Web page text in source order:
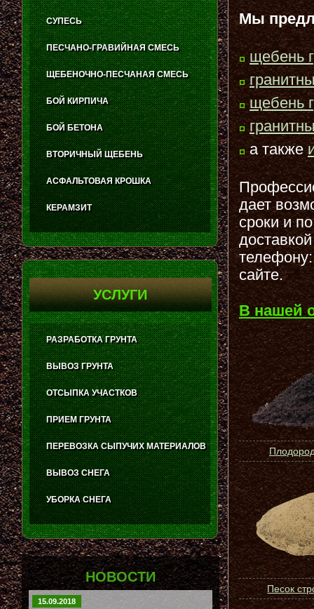
Мы
щебень
щебень
а также
дает
сроки и
сайте.
В нашей
Песок
СУПЕСЬ
ПЕСЧАНО-ГРАВИЙНАЯ СМЕСЬ
ЩЕБЕНОЧНО-ПЕСЧАНАЯ СМЕСЬ
БОЙ КИРПИЧА
БОЙ БЕТОНА
ВТОРИЧНЫЙ ЩЕБЕНЬ
АСФАЛЬТОВАЯ КРОШКА
КЕРАМЗИТ
УСЛУГИ
РАЗРАБОТКА ГРУНТА
ВЫВОЗ ГРУНТА
ОТСЫПКА УЧАСТКОВ
ПРИЕМ ГРУНТА
ПЕРЕВОЗКА СЫПУЧИХ МАТЕРИАЛОВ
ВЫВОЗ СНЕГА
УБОРКА СНЕГА
НОВОСТИ
15.09.2018